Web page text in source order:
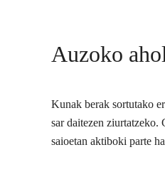
Auzoko
Kunak berak sortutako
sar daitezen ziurtatzeko.
saioetan aktiboki parte